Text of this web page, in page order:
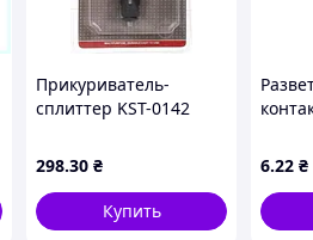
Прикуриватель-
сплиттер KST-0142
298.30 ₴
Купить
6.22 ₴